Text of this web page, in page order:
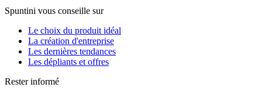
Spuntini vous conseille sur
Le choix du produit idéal
La création d'entreprise
Les dernières tendances
Les dépliants et offres
Rester informé